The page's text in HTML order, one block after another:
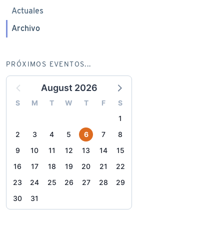
Actuales
Archivo
PRÓXIMOS EVENTOS...
August 2026
S M T W T F
S
1
2
3 4 5 6 7
8
9
10 11 12 13 14
15
16
17 18 19 20 21
22
23
24 25 26 27 28
29
30
31